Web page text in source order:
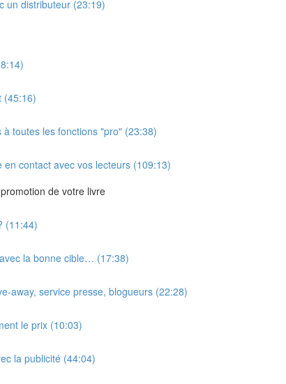
un distributeur (23:19)
(45:16)
toutes les fonctions "pro" (23:38)
contact avec vos lecteurs (109:13)
de votre livre
(11:44)
la bonne cible… (17:38)
away, service presse, blogueurs (22:28)
le prix (10:03)
la publicité (44:04)